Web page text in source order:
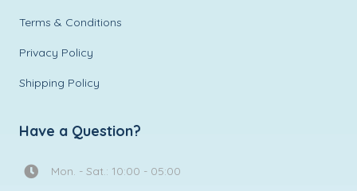
Terms & Conditions
Privacy Policy
Shipping Policy
Have a Question?
Mon. - Sat.: 10:00 - 05:00